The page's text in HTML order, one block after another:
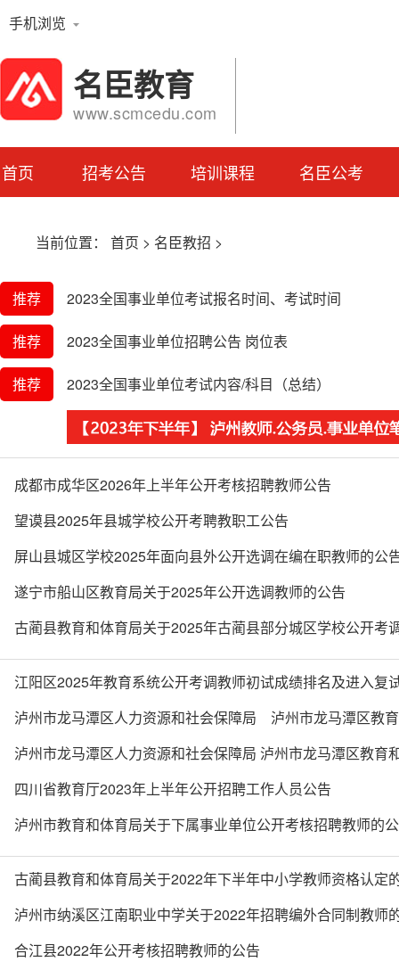
手机浏览
名臣教育
www.scmcedu.com
首页 招考公告 培训课程 名臣公考
当前位置： 首页 > 名臣教招 >
推荐 2023全国事业单位考试报名时间、考试时间
推荐 2023全国事业单位招聘公告 岗位表
推荐 2023全国事业单位考试内容/科目（总结）
成都市成华区2026年上半年公开考核招聘教师公告
望谟县2025年县城学校公开考聘教职工公告
屏山县城区学校2025年面向县外公开选调在编在职教师的公
遂宁市船山区教育局关于2025年公开选调教师的公告
古蔺县教育和体育局关于2025年古蔺县部分城区学校公开考
江阳区2025年教育系统公开考调教师初试成绩排名及进入复
泸州市龙马潭区人力资源和社会保障局 泸州市龙马潭区教
公开考核招聘教师的公告
泸州市龙马潭区人力资源和社会保障局 泸州市龙马潭区教育
半年公开考试 选调教师的公告
四川省教育厅2023年上半年公开招聘工作人员公告
泸州市教育和体育局关于下属事业单位公开考核招聘教师的
古蔺县教育和体育局关于2022年下半年中小学教师资格认定
泸州市纳溪区江南职业中学关于2022年招聘编外合同制教师
合江县2022年公开考核招聘教师的公告